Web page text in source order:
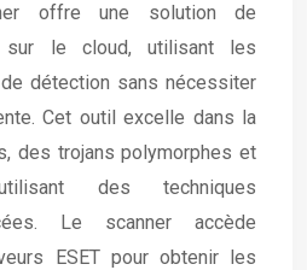
offre une solution de
sur le cloud, utilisant les
détection sans nécessiter
Cet outil excelle dans la
des trojans polymorphes et
des techniques
Le scanner accède
ESET pour obtenir les